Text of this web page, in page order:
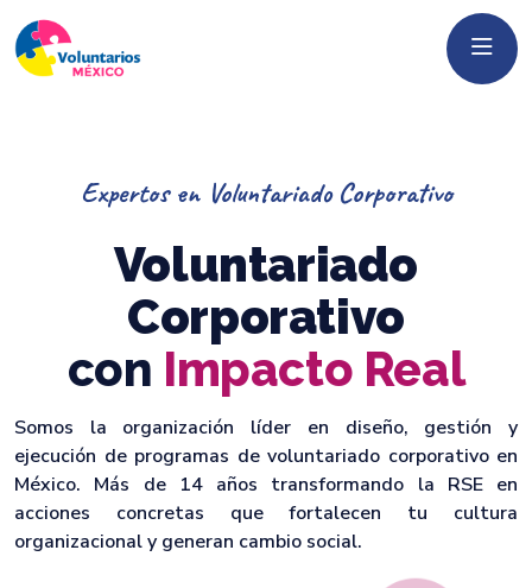
Expertos en Voluntariado Corporativo
Voluntariado
Corporativo
con Impacto Real
Somos la organización líder en diseño, gestión y
ejecución de programas de voluntariado corporativo en
México. Más de 14 años transformando la RSE en
acciones concretas que fortalecen tu cultura
organizacional y generan cambio social.